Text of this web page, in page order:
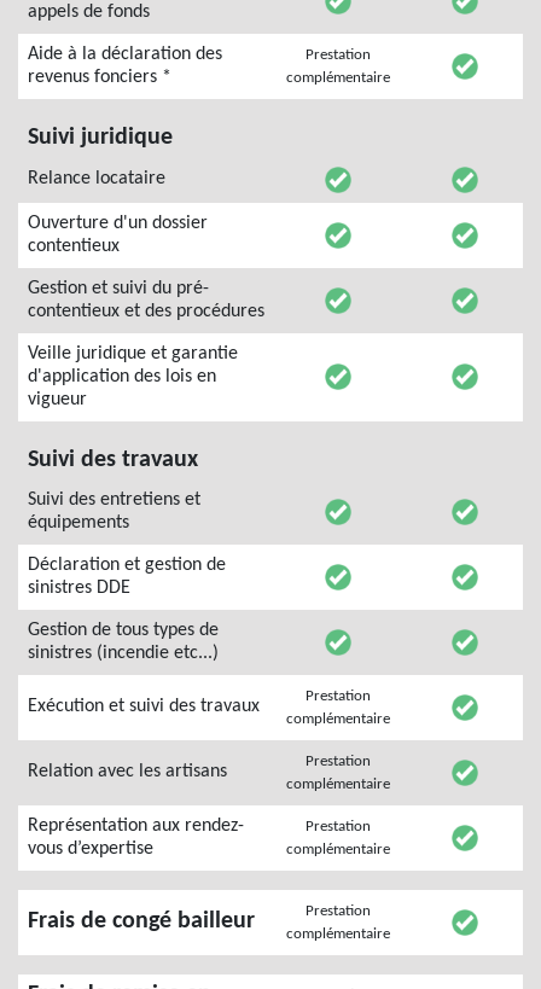
appels de fonds
Aide à la déclaration des
revenus fonciers *
Prestation
complémentaire
Suivi juridique
Relance locataire
Ouverture d'un dossier
contentieux
Gestion et suivi du pré-
contentieux et des procédures
Veille juridique et garantie
d'application des lois en
vigueur
Suivi des travaux
Suivi des entretiens et
équipements
Déclaration et gestion de
sinistres DDE
Gestion de tous types de
sinistres (incendie etc...)
Exécution et suivi des travaux
Prestation
complémentaire
Relation avec les artisans
Prestation
complémentaire
Représentation aux rendez-
vous d’expertise
Prestation
complémentaire
Frais de congé bailleur
Prestation
complémentaire